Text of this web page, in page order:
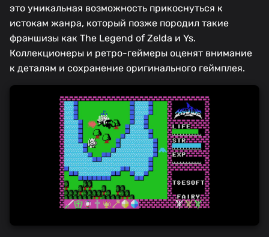
это уникальная возможность прикоснуться к
истокам жанра, который позже породил такие
франшизы как The Legend of Zelda и Ys.
Коллекционеры и ретро-геймеры оценят внимание
к деталям и сохранение оригинального геймплея.